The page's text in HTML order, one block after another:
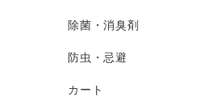
除菌・消臭剤
防虫・忌避
カート